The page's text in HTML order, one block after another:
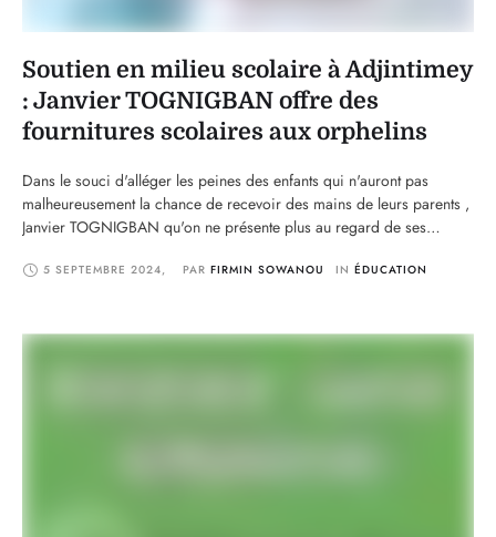
Soutien en milieu scolaire à Adjintimey
: Janvier TOGNIGBAN offre des
fournitures scolaires aux orphelins
Dans le souci d'alléger les peines des enfants qui n'auront pas
malheureusement la chance de recevoir des mains de leurs parents ,
Janvier TOGNIGBAN qu'on ne présente plus au regard de ses
pour venir en soutien à ces enfants au CEG ADJINTIMEY. Cette
5 SEPTEMBRE 2024, PAR FIRMIN SOWANOU IN ÉDUCATION